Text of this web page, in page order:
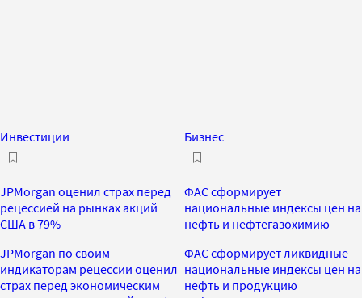
Инвестиции
JPMorgan оценил страх перед
рецессией на рынках акций
США в 79%
JPMorgan по своим
индикаторам рецессии оценил
страх перед экономическим
Бизнес
ФАС сформирует
национальные индексы цен на
нефть и нефтегазохимию
ФАС сформирует ликвидные
национальные индексы цен на
нефть и продукцию